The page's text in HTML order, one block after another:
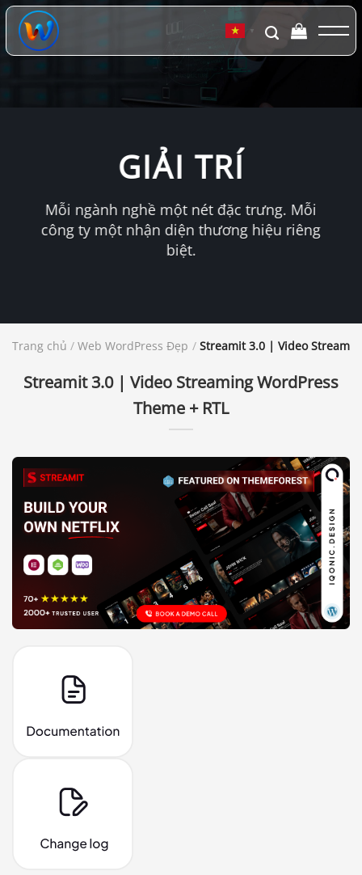
Chuyển
đến
dung
▼
GIẢI TRÍ
Mỗi ngành nghề một nét đặc trưng. Mỗi
công ty một nhận diện thương hiệu riêng
biệt.
Trang chủ / Web WordPress Đẹp / Streamit 3.0 | Video
Streamit 3.0 | Video Streaming WordPress
Theme + RTL